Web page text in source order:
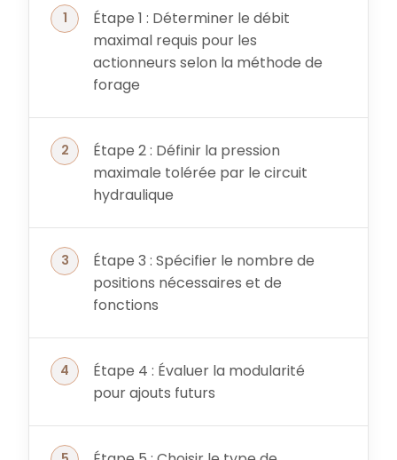
Étape 1 : Déterminer le débit
maximal requis pour les
actionneurs selon la méthode de
forage
Étape 2 : Définir la pression
maximale tolérée par le circuit
hydraulique
Étape 3 : Spécifier le nombre de
positions nécessaires et de
fonctions
Étape 4 : Évaluer la modularité
pour ajouts futurs